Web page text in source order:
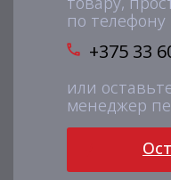
по телефону
+375 33
или
менеджер